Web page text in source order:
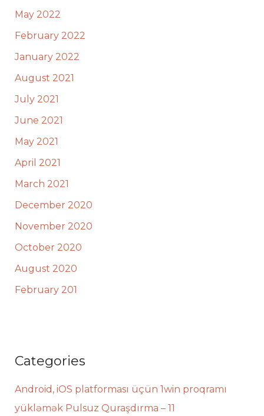
May 2022
February 2022
January 2022
August 2021
July 2021
June 2021
May 2021
April 2021
March 2021
December 2020
November 2020
October 2020
August 2020
February 201
Categories
Android, iOS platforması üçün 1win proqramı
yükləmək Pulsuz Quraşdırma – 11